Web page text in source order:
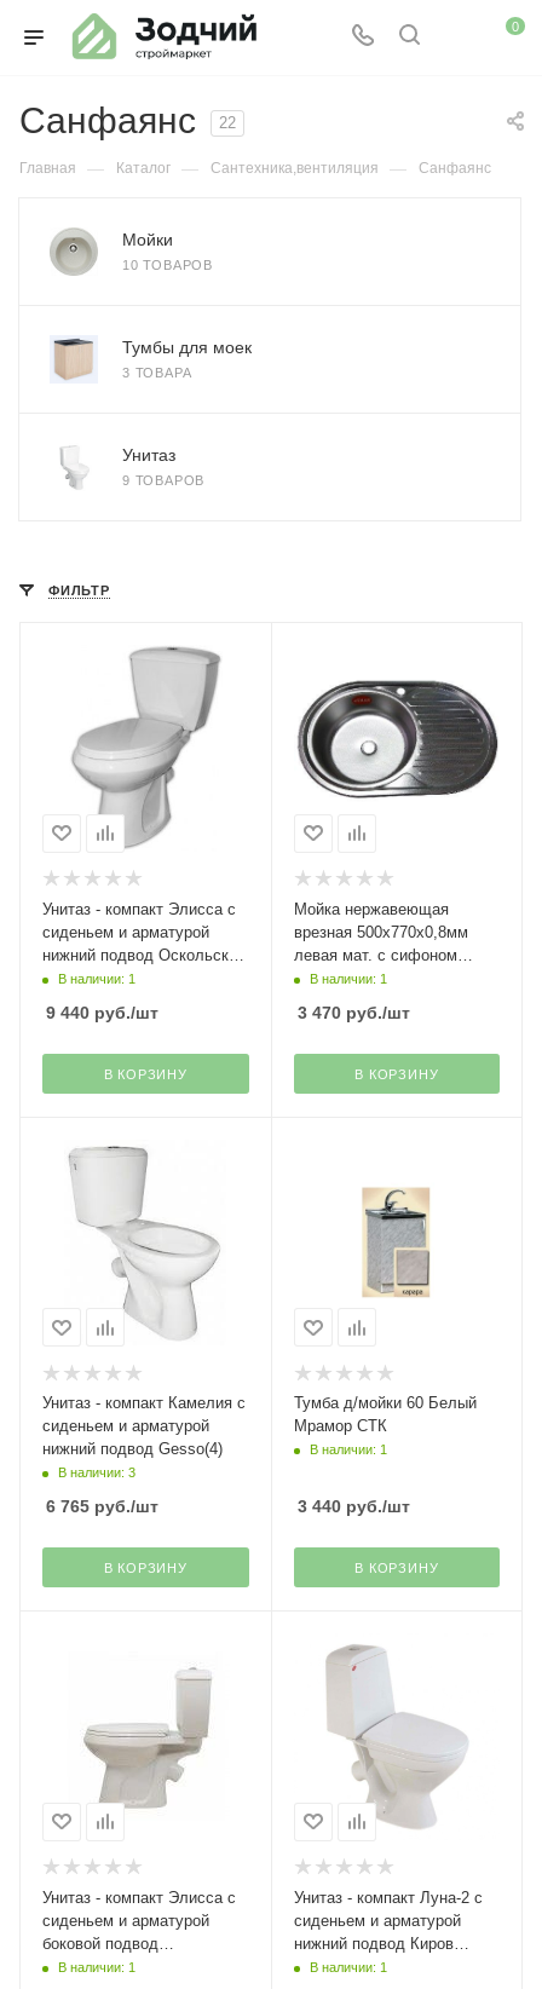
0
Санфаянс 22
Главная — Каталог — Сантехника,вентиляция — Санфаянс
Мойки
10 ТОВАРОВ
Тумбы для моек
3 ТОВАРА
Унитаз
9 ТОВАРОВ
ФИЛЬТР
Унитаз - компакт Элисса с
сиденьем и арматурой
нижний подвод Оскольская
керамика(11)---
В наличии: 1
9 440 руб./шт
В КОРЗИНУ
Мойка нержавеющая
врезная 500х770х0,8мм
левая мат. с сифоном
Fabia---
В наличии: 1
3 470руб./шт
В КОРЗИНУ
Унитаз - компакт Камелия с
сиденьем и арматурой
нижний подвод Gesso(4)
В наличии: 3
6 765 руб./шт
В КОРЗИНУ
Тумба д/мойки 60 Белый
Мрамор СТК
В наличии: 1
3 440руб./шт
В КОРЗИНУ
Унитаз - компакт Элисса с
сиденьем и арматурой
боковой подвод
Оскольская керамика(10)
В наличии: 1
Унитаз - компакт Луна-2 с
сиденьем и арматурой
нижний подвод Киров
Gesso(6)
В наличии: 1